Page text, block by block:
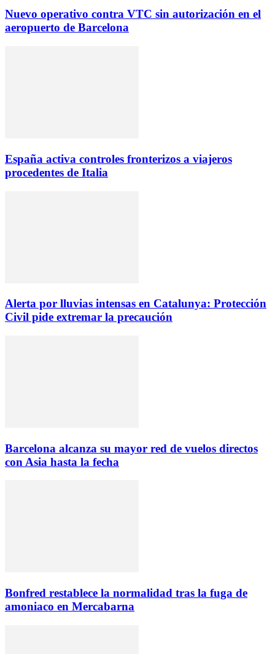
Nuevo operativo contra VTC sin autorización en el
aeropuerto de Barcelona
España activa controles fronterizos a viajeros
procedentes de Italia
Alerta por lluvias intensas en Catalunya: Protección
Civil pide extremar la precaución
Barcelona alcanza su mayor red de vuelos directos
con Asia hasta la fecha
Bonfred restablece la normalidad tras la fuga de
amoniaco en Mercabarna